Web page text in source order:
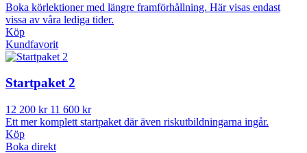
Boka körlektioner med längre framförhållning. Här visas endast
vissa av våra lediga tider.
Köp
Kundfavorit
Startpaket 2
12 200 kr 11 600 kr
Ett mer komplett startpaket där även riskutbildningarna ingår.
Köp
Boka direkt